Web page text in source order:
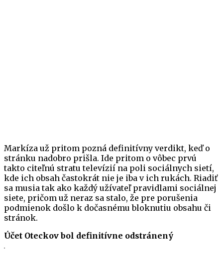
Markíza už pritom pozná definitívny verdikt, keď o
stránku nadobro prišla. Ide pritom o vôbec prvú
takto citeľnú stratu televízií na poli sociálnych sietí,
kde ich obsah častokrát nie je iba v ich rukách. Riadiť
sa musia tak ako každý užívateľ pravidlami sociálnej
siete, pričom už neraz sa stalo, že pre porušenia
podmienok došlo k dočasnému bloknutiu obsahu či
stránok.
Účet Oteckov bol definitívne odstránený